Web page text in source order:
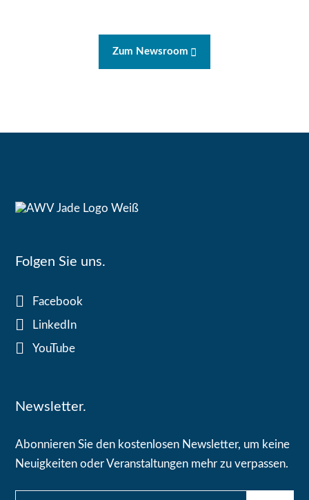
Zum Newsroom
Folgen Sie uns.
Facebook
LinkedIn
YouTube
Newsletter.
Abonnieren Sie den kostenlosen Newsletter, um keine
Neuigkeiten oder Veranstaltungen mehr zu verpassen.